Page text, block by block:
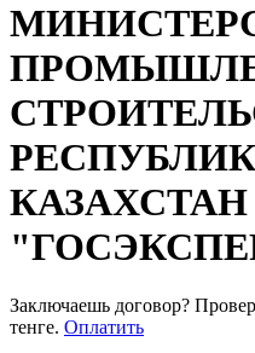
КАЗАХСТАН
Заключаешь договор?
тенге. Оплатить